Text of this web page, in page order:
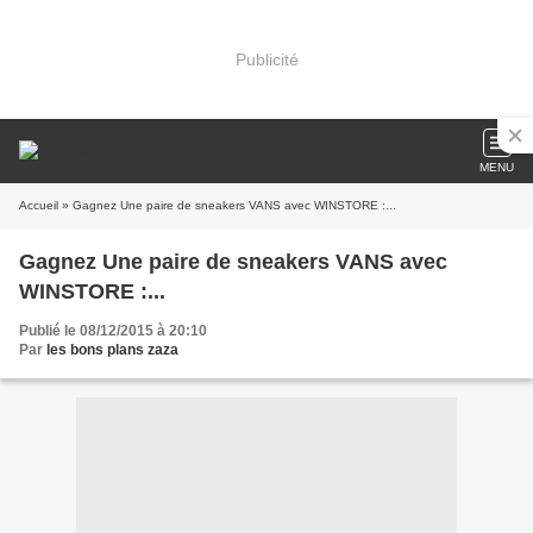
Publicité
MENU
Accueil » Gagnez Une paire de sneakers VANS avec WINSTORE :...
Gagnez Une paire de sneakers VANS avec
WINSTORE :...
Publié le 08/12/2015 à 20:10
Par les bons plans zaza